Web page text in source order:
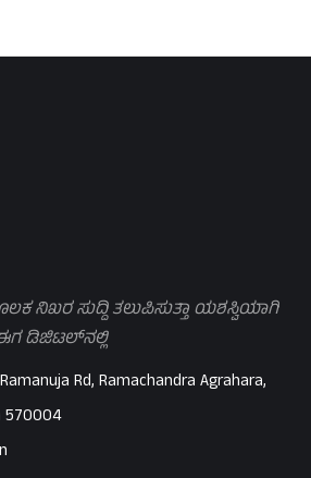
ನಿಖರ ಸುದ್ದಿ ತಲುಪಿಸುತ್ತಾ ಯಶಸ್ವಿಯಾಗಿ
ಡಿಜಿಟಲ್‌ನಲ್ಲಿ
Rd, Ramachandra Agrahara,
570004